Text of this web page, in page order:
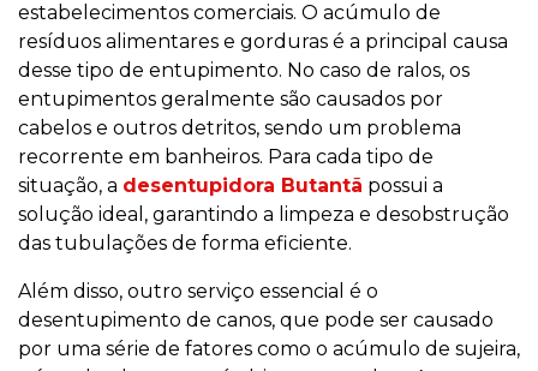
estabelecimentos comerciais. O acúmulo de
resíduos alimentares e gorduras é a principal causa
desse tipo de entupimento. No caso de ralos, os
entupimentos geralmente são causados por
cabelos e outros detritos, sendo um problema
recorrente em banheiros. Para cada tipo de
situação, a desentupidora Butantã possui a
solução ideal, garantindo a limpeza e desobstrução
das tubulações de forma eficiente.
Além disso, outro serviço essencial é o
desentupimento de canos, que pode ser causado
por uma série de fatores como o acúmulo de sujeira,